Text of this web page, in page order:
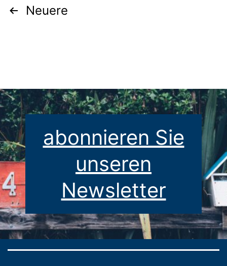
Seitennummerierung
Neuere
abonnieren Sie
unseren
Newsletter